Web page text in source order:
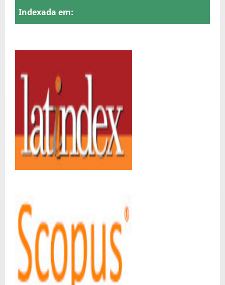
Indexada em: